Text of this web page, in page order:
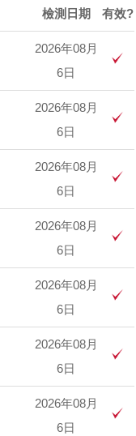
檢測日期 有效?
2026年08月
6日
2026年08月
6日
2026年08月
6日
2026年08月
6日
2026年08月
6日
2026年08月
6日
2026年08月
6日